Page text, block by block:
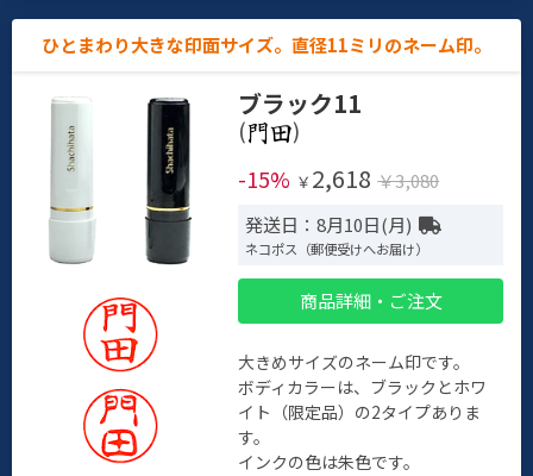
ひとまわり大きな印面サイズ。直径11ミリのネーム印。
ブラック11
(
)
-15% ￥ 2,618 ￥3,080
発送日：8月10日(月)
ネコポス（郵便受けへお届け）
商品詳細・ご注文
大きめサイズのネーム印です。
ボディカラーは、ブラックとホワ
イト（限定品）の2タイプありま
す。
インクの色は朱色です。